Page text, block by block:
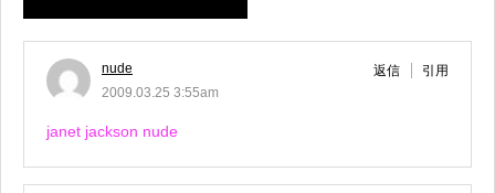
nude
2009.03.25 3:55am
返信 引用
janet jackson nude